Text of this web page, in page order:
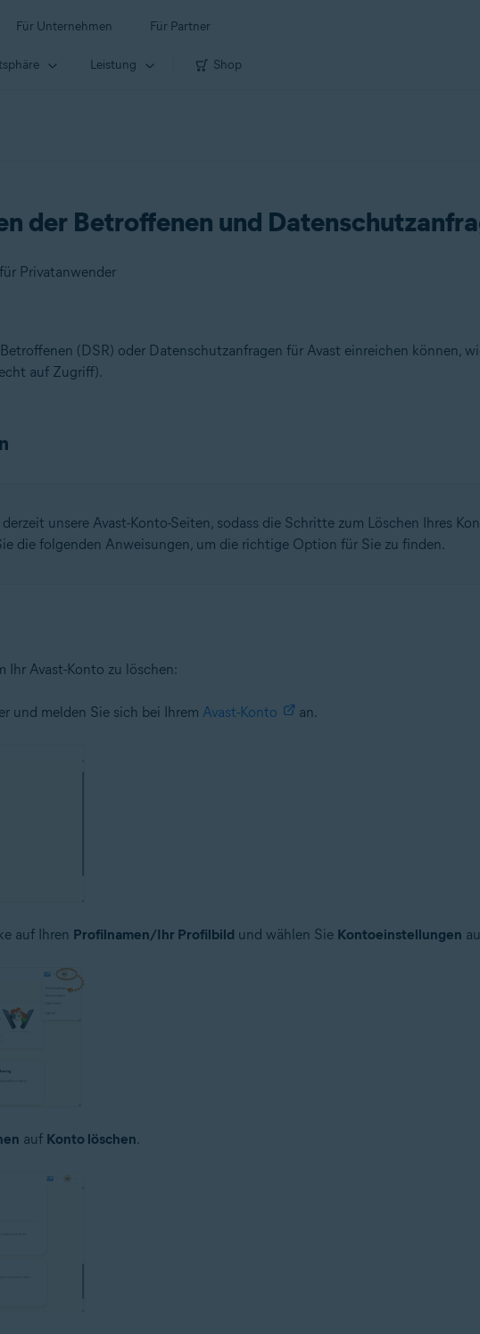
Für Unternehmen Für Partner
Leistung Shop
der Betroffenen und
Privatanwender
(DSR) oder Datenschutzanfragen für Avast einreichen können,
auf Zugriff).
unsere Avast-Konto-Seiten, sodass die Schritte zum Löschen Ihres
die folgenden Anweisungen, um die richtige Option für Sie zu finden.
Ihr Avast-Konto zu löschen:
und melden Sie sich bei Ihrem Avast-Konto an.
auf Ihren Profilnamen/Ihr Profilbild und wählen Sie Kontoeinstellungen
auf Konto löschen.